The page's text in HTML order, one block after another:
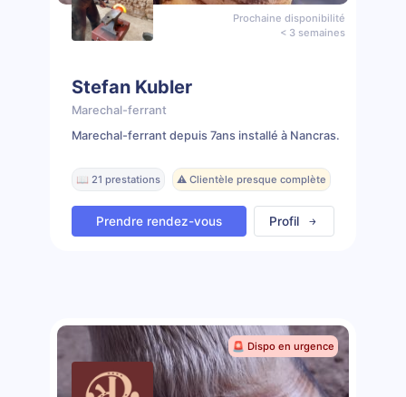
Prochaine disponibilité
< 3 semaines
Stefan Kubler
Marechal-ferrant
Marechal-ferrant depuis 7ans installé à Nancras.
📖 21 prestations ⚠️ Clientèle presque complète
Prendre rendez-vous Profil
🚨 Dispo en urgence